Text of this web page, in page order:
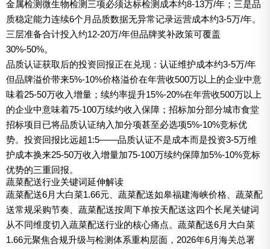
金属检测微生物检测三项必须达标检测成本约8-13万/年；三是品
质稳定能力连续6个月品质数据无异常记录运营成本约3-5万/年。
三层准备合计投入约12-20万/年但品牌奖补政策可覆盖
30%-50%。
品质认证获取后的投资回报正在兑现：认证维护成本约3-5万/年
但品牌溢价带来5%-10%价格溢价在年营收500万以上的企业中意
味着25-50万收入增量；续约率提升15%-20%在年营收500万以上
的企业中意味着75-100万续约收入保障；招标加分部分城市食堂
招标项目已将品质认证纳入加分项甚至必选项5%-10%竞标优
势。投资回报比远超1:5——品质认证不是成本而是投资3-5万维
护成本换来25-50万收入增量加75-100万续约保障加5%-10%竞标
优势的三重回报。
蔬菜配送行业关键词延伸解读
蔬菜配送6月大白菜1.66元、蔬菜配送如皋福建海峡价格、蔬菜配
送常规采购节奏、蔬菜配送按周下单按天配送这四个长尾关键词
从不同维度切入蔬菜配送行业的核心痛点。蔬菜配送6月大白菜
1.66元聚焦合规升级与检测体系重构层面，2026年6月海关总署